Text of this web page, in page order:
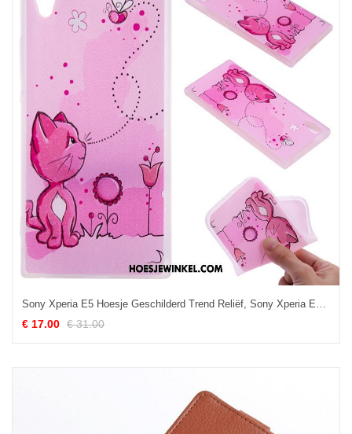
Sony Xperia E5 Hoesje Geschilderd Trend Reliëf, Sony Xperia E5 Hoesje Bescherming Anti-fall
€ 17.00 € 31.00